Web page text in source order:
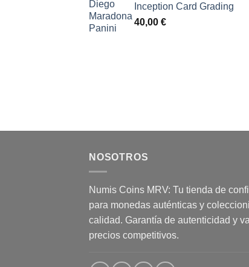
Inception Card Grading
40,00 €
NOSOTROS
Numis Coins MRV: Tu tienda de
para monedas auténticas y
calidad. Garantía de autenticidad y
precios competitivos.